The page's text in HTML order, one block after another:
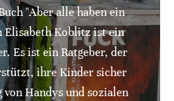
"Aber alle haben ein
Elisabeth Koblitz ist ein
Es ist ein Ratgeber, der
ihre Kinder sicher
Handys und sozialen